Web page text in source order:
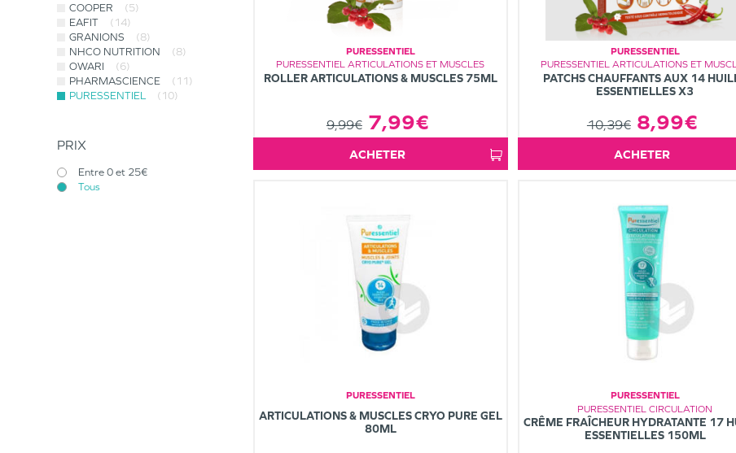
COOPER
(5)
EAFIT
(14)
GRANIONS
(8)
NHCO NUTRITION
(8)
OWARI
(6)
PHARMASCIENCE
(11)
PURESSENTIEL
(10)
PRIX
Entre 0 et 25€
Tous
PURESSENTIEL
PURESSENTIEL ARTICULATIONS ET MUSCLES
ROLLER ARTICULATIONS & MUSCLES 75ML
9,99€ 7,99€
ACHETER
PURESSENTIEL
PURESSENTIEL ARTICULATIONS ET
PATCHS CHAUFFANTS AUX 14
ESSENTIELLES X3
10,39€ 8,99€
ACHETER
PURESSENTIEL
ARTICULATIONS & MUSCLES CRYO PURE GEL
80ML
PURESSENTIEL
PURESSENTIEL CIRCULATION
CRÊME FRAÎCHEUR HYDRATANTE 17
ESSENTIELLES 150ML